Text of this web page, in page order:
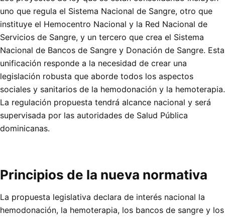
uno que regula el Sistema Nacional de Sangre, otro que
instituye el Hemocentro Nacional y la Red Nacional de
Servicios de Sangre, y un tercero que crea el Sistema
Nacional de Bancos de Sangre y Donación de Sangre. Esta
unificación responde a la necesidad de crear una
legislación robusta que aborde todos los aspectos
sociales y sanitarios de la hemodonación y la hemoterapia.
La regulación propuesta tendrá alcance nacional y será
supervisada por las autoridades de Salud Pública
dominicanas.
Principios de la nueva normativa
La propuesta legislativa declara de interés nacional la
hemodonación, la hemoterapia, los bancos de sangre y los